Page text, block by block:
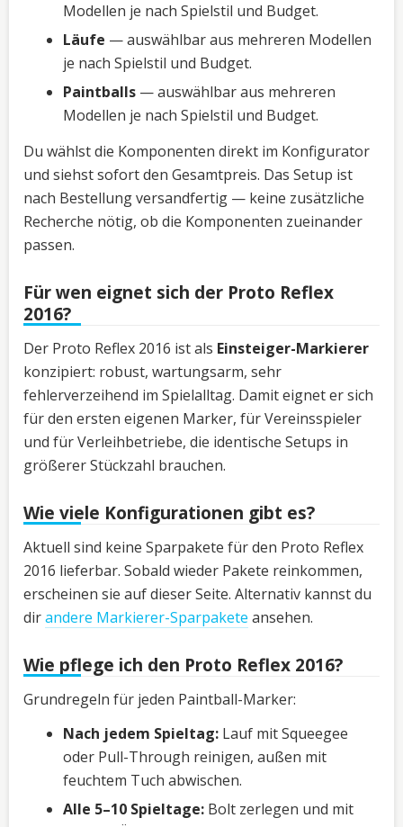
Modellen je nach Spielstil und Budget.
Läufe — auswählbar aus mehreren Modellen
je nach Spielstil und Budget.
Paintballs — auswählbar aus mehreren
Modellen je nach Spielstil und Budget.
Du wählst die Komponenten direkt im Konfigurator
und siehst sofort den Gesamtpreis. Das Setup ist
nach Bestellung versandfertig — keine zusätzliche
Recherche nötig, ob die Komponenten zueinander
passen.
Für wen eignet sich der Proto Reflex
2016?
Der Proto Reflex 2016 ist als Einsteiger-Markierer
konzipiert: robust, wartungsarm, sehr
fehlerverzeihend im Spielalltag. Damit eignet er sich
für den ersten eigenen Marker, für Vereinsspieler
und für Verleihbetriebe, die identische Setups in
größerer Stückzahl brauchen.
Wie viele Konfigurationen gibt es?
Aktuell sind keine Sparpakete für den Proto Reflex
2016 lieferbar. Sobald wieder Pakete reinkommen,
erscheinen sie auf dieser Seite. Alternativ kannst du
dirandere Markierer-Sparpakete ansehen.
Wie pflege ich den Proto Reflex 2016?
Grundregeln für jeden Paintball-Marker:
Nach jedem Spieltag: Lauf mit Squeegee
oder Pull-Through reinigen, außen mit
feuchtem Tuch abwischen.
Alle 5–10 Spieltage: Bolt zerlegen und mit